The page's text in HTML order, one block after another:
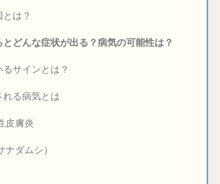
は？
どんな症状が出る？病気の可能性は？
サインとは？
れる病気とは
皮膚炎
ナダムシ）